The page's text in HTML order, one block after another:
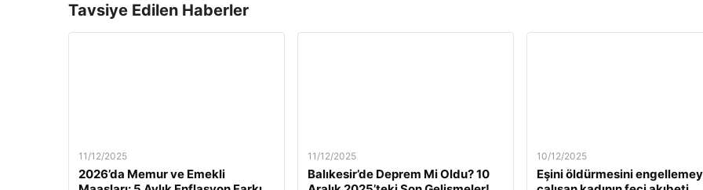
Tavsiye Edilen Haberler
11/12/2025
2026’da Memur ve Emekli
11/12/2025
Balıkesir’de Deprem Mi Oldu? 10
10/12/2025
Eşini öldürmesini